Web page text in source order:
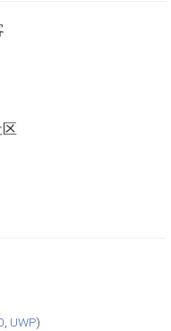
UWP)